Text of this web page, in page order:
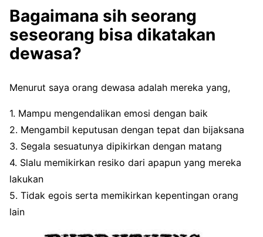
Bagaimana sih seorang
seseorang bisa dikatakan
dewasa?
Menurut saya orang dewasa adalah mereka yang,
1. Mampu mengendalikan emosi dengan baik
2. Mengambil keputusan dengan tepat dan bijaksana
3. Segala sesuatunya dipikirkan dengan matang
4. Slalu memikirkan resiko dari apapun yang mereka
lakukan
5. Tidak egois serta memikirkan kepentingan orang
lain